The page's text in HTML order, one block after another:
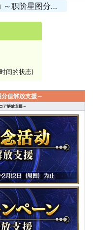
战力增强纪念活动 ～职阶星图分值解放支援～
间的状态)
值解放支援～
ア解放支援～